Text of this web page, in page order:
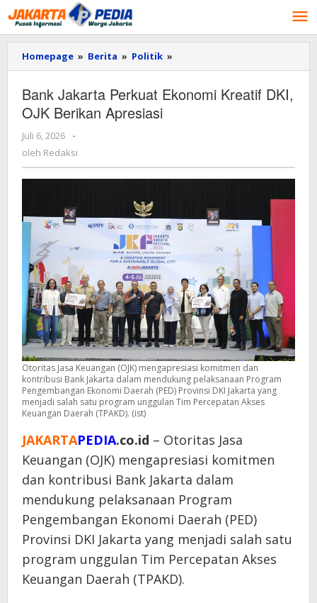
Lewati
ke
konten
Homepage » Berita » Politik »
Jakarta
Ekonomi
Apresiasi
Bank Jakarta Perkuat Ekonomi Kreatif DKI,
OJK Berikan Apresiasi
Juli 6, 2026
oleh
Redaksi
-
oleh Redaksi
Otoritas Jasa Keuangan (OJK) mengapresiasi komitmen dan
kontribusi Bank Jakarta dalam mendukung pelaksanaan Program
Pengembangan Ekonomi Daerah (PED) Provinsi DKI Jakarta yang
menjadi salah satu program unggulan Tim Percepatan Akses
Keuangan Daerah (TPAKD). (ist)
JAKARTAPEDIA.co.id – Otoritas Jasa
Keuangan (OJK) mengapresiasi komitmen
dan kontribusi Bank Jakarta dalam
mendukung pelaksanaan Program
Pengembangan Ekonomi Daerah (PED)
Provinsi DKI Jakarta yang menjadi salah satu
program unggulan Tim Percepatan Akses
Keuangan Daerah (TPAKD).